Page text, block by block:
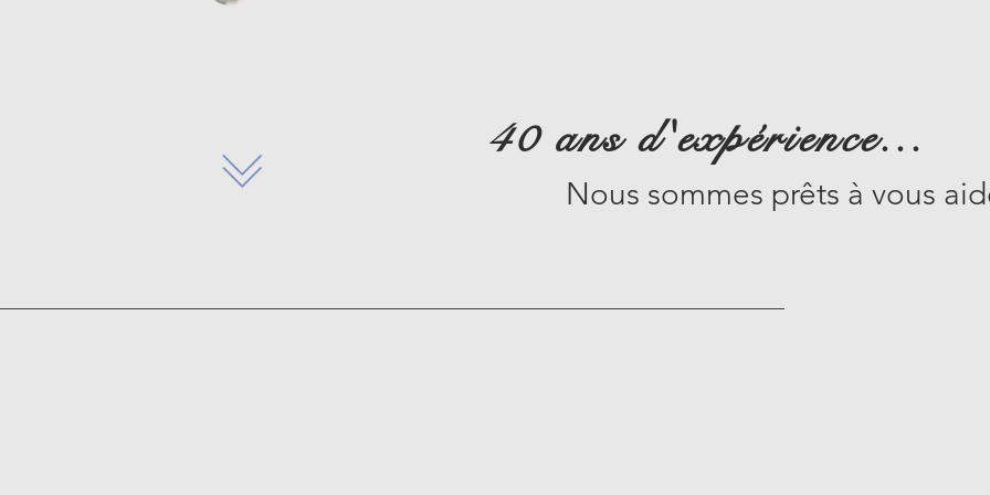
40 ans d'expérience...
Nous sommes prêts à vous